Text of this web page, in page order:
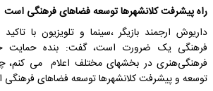
راه پیشرفت کلانشهرها توسعه فضاهای فرهنگی است
داریوش ارجمند بازیگر ،سینما و تلویزیون با
فرهنگی یک ضرورت است، گفت: بنده حمایت
فرهنگی‌هنری در بخشهای مختلف اعلام می کنم،
توسعه و پیشرفت کلانشهرها توسعه فضاهای